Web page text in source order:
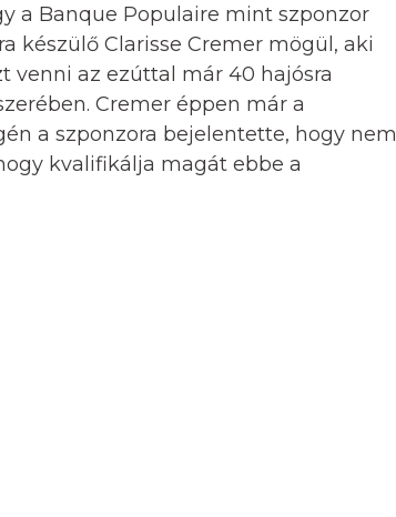
a Banque Populaire mint szponzor
készülő Clarisse Cremer mögül, aki
az ezúttal már 40 hajósra
Cremer éppen már a
a szponzora bejelentette, hogy nem
kvalifikálja magát ebbe a